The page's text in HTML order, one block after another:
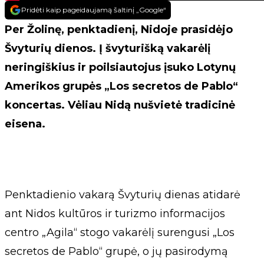
Pridėti kaip pageidaujamą šaltinį „Google“
Per Žolinę, penktadienį, Nidoje prasidėjo
Švyturių dienos. Į švyturišką vakarėlį
neringiškius ir poilsiautojus įsuko Lotynų
Amerikos grupės „Los secretos de Pablo“
koncertas. Vėliau Nidą nušvietė tradicinė
eisena.
Penktadienio vakarą Švyturių dienas atidarė
ant Nidos kultūros ir turizmo informacijos
centro „Agila“ stogo vakarėlį surengusi „Los
secretos de Pablo“ grupė, o jų pasirodymą